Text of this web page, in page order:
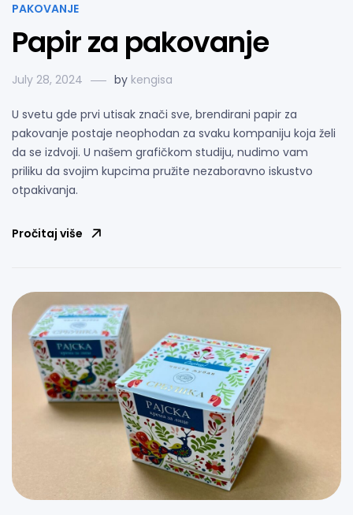
PAKOVANJE
Papir za pakovanje
July 28, 2024 by kengisa
U svetu gde prvi utisak znači sve, brendirani papir za
pakovanje postaje neophodan za svaku kompaniju koja želi
da se izdvoji. U našem grafičkom studiju, nudimo vam
priliku da svojim kupcima pružite nezaboravno iskustvo
otpakivanja.
Pročitaj više